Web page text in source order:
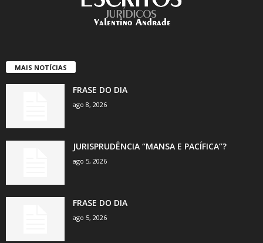
MAIS NOTÍCIAS
FRASE DO DIA
ago 8, 2026
JURISPRUDÊNCIA “MANSA E PACÍFICA”?
ago 5, 2026
FRASE DO DIA
ago 5, 2026